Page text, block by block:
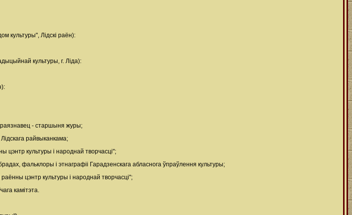
Лідскі раён):
культуры, г. Ліда):
- старшыня журы;
райвыканкама;
цэнтр культуры і народнай творчасці";
фальклоры і этнаграфіі Гарадзенскага абласнога ўпраўлення культуры;
раённы цэнтр культуры і народнай творчасці";
камітэта.